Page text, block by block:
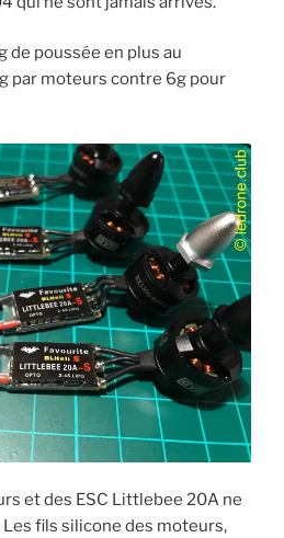
poussée en plus au
par moteurs contre 6g pour
et des ESC Littlebee 20A ne
fils silicone des moteurs,